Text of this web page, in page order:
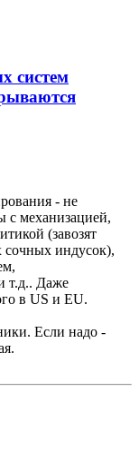
систем
- не
с механизацией,
(завозят
индусок),
т.д.. Даже
в US и EU.
Если надо -